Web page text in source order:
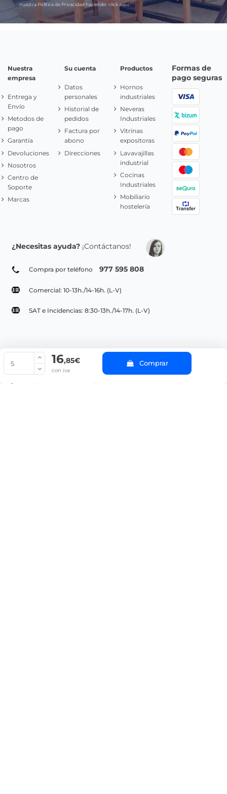
16,85€
con iva
Comprar
La cantidad mínima en el pedido de compra para el producto es 5.
nuestra Política de Privacidad haciendoclick aquí.
Nuestra
empresa
Entrega y
Envío
Metodos de
pago
Garantía
Devoluciones
Nosotros
Centro de
Soporte
Marcas
Su cuenta
Datos
personales
Historial de
pedidos
Factura por
abono
Direcciones
Productos
Hornos
industriales
Neveras
Industriales
Vitrinas
expositoras
Lavavajillas
industrial
Cocinas
Industriales
Mobiliario
hostelería
Formas de
pago seguras
¿Necesitas ayuda? ¡Contáctanos!
Compra por teléfono 977 595 808
Comercial: 10-13h./14-16h. (L-V)
SAT e Incidencias: 8:30-13h./14-17h. (L-V)
© Copyright 2022 PepeBar.com |
Aviso legal y
Condiciones generales de compra |
Blog